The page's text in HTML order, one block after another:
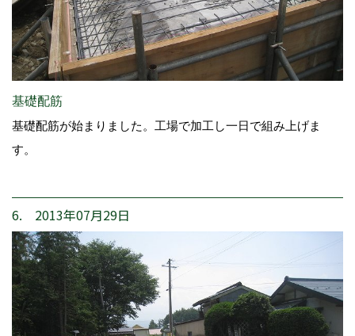
基礎配筋
基礎配筋が始まりました。工場で加工し一日で組み上げま
す。
6. 2013年07月29日